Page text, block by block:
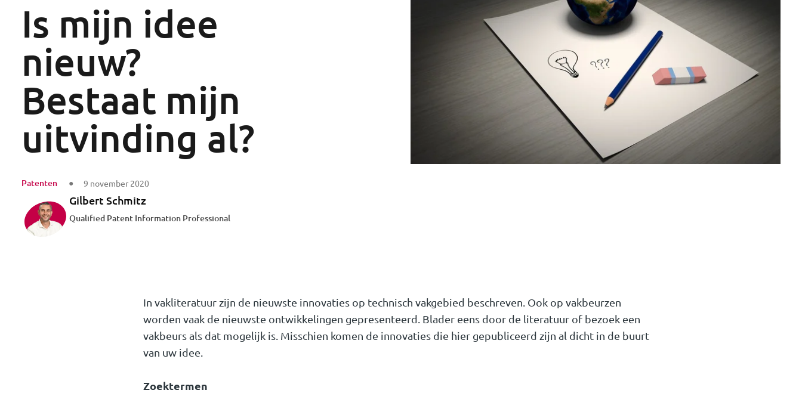
Is mijn idee
nieuw?
Bestaat mijn
uitvinding al?
Patenten 9 november 2020
Gilbert Schmitz
Qualified Patent Information Professional
In vakliteratuur zijn de nieuwste innovaties op technisch vakgebied beschreven. Ook op vakbeurzen
worden vaak de nieuwste ontwikkelingen gepresenteerd. Blader eens door de literatuur of bezoek een
vakbeurs als dat mogelijk is. Misschien komen de innovaties die hier gepubliceerd zijn al dicht in de buurt
van uw idee.
Zoektermen